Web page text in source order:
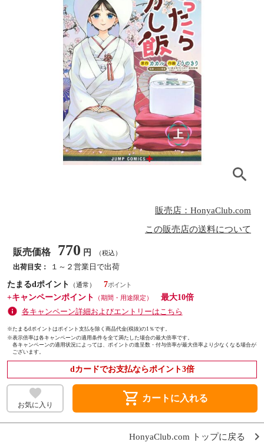
販売店：HonyaClub.com
この販売店の送料について
販売価格 770 円 （税込）
出荷目安：
１～２営業日で出荷
たまるdポイント
（通常）
7
+キャンペーンポイント
（期間・用途限定）
最大10倍
各キャンペーン詳細およびエントリーはこちら
※たまるdポイントはポイント支払を除く商品代金(税抜)の1％です。
※表示倍率は各キャンペーンの適用条件を全て満たした場合の最大倍率です。
各キャンペーンの適用状況によっては、ポイントの進呈数・付与倍率が最大倍率より少なくなる場合が
ございます。
dカードでお支払ならポイント3倍
お気に入り shopping_cart カートに入れる
HonyaClub.com トップに戻る